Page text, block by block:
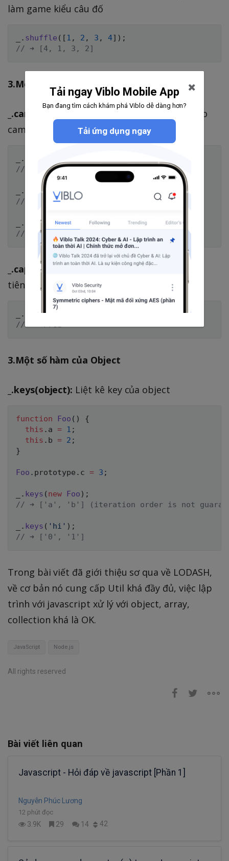
làm game kiểu câu đố
. shuffle ( [ 1 , 2 , 3 , 4] ) ;
// ➜ [4, 1, 3, 2]
3.Một số hàm của String
_.camelCase([string='']): chuyển đổi string to
camel Case
.
// ➜ 'fooBar'
. camelCase( '--foo-bar--'
// ➜ 'fooBar'
. camelCase('__FOO_BAR__');
// ➜ 'fooBar'
_.capitalize([string='']):Viết hoa chữ cái đầu
tiên của từ
. capitalize
// ➜ 'Fred'
3.Một số hàm của Object
_.keys(object): Liệt kê key của object
function Foo ( )
{
this . a = 1 ;
this . b = 2 ;
}
Foo . prototype . c = 3 ;
. keys ( new Foo ) ;
// ➜ ['a', 'b'] (iteration order is not
. keys ( 'hi' ) ;
// ➜ ['0', '1']
Trong bài viết đã giới thiệu sơ qua về LODASH,
về cơ bản nó cung cấp Util khá đầy đủ, việc lập
trình với javascript xử lý với object, array,
collection khá là OK.
JavaScript Node.js
All rights reserved
Bài viết liên quan
Javascript - Hỏi đáp về javascript [Phần 1]
Nguyễn Phúc Lương
12 phút đọc
3.9K 29 14 42
Tải ngay Viblo Mobile App
Bạn đang tìm cách khám phá Viblo dễ dàng hơn?
Tải ứng dụng ngay